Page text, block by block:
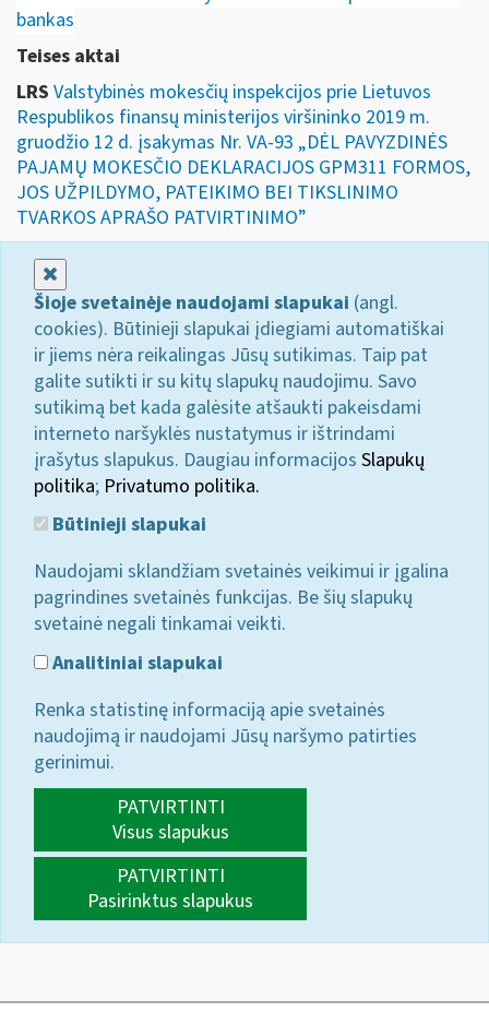
bankas
Teises aktai
LRS Valstybinės mokesčių inspekcijos prie Lietuvos
Respublikos finansų ministerijos viršininko 2019 m.
gruodžio 12 d. įsakymas Nr. VA-93 „DĖL PAVYZDINĖS
PAJAMŲ MOKESČIO DEKLARACIJOS GPM311 FORMOS,
JOS UŽPILDYMO, PATEIKIMO BEI TIKSLINIMO
TVARKOS APRAŠO PATVIRTINIMO”
Šioje svetainėje naudojami slapukai (angl.
cookies). Būtinieji slapukai įdiegiami automatiškai
ir jiems nėra reikalingas Jūsų sutikimas. Taip pat
galite sutikti ir su kitų slapukų naudojimu. Savo
sutikimą bet kada galėsite atšaukti pakeisdami
interneto naršyklės nustatymus ir ištrindami
įrašytus slapukus. Daugiau informacijos Slapukų
politika; Privatumo politika.
Būtinieji slapukai
Naudojami sklandžiam svetainės veikimui ir įgalina
pagrindines svetainės funkcijas. Be šių slapukų
svetainė negali tinkamai veikti.
Analitiniai slapukai
Renka statistinę informaciją apie svetainės
naudojimą ir naudojami Jūsų naršymo patirties
gerinimui.
PATVIRTINTI
Visus slapukus
PATVIRTINTI
Pasirinktus slapukus